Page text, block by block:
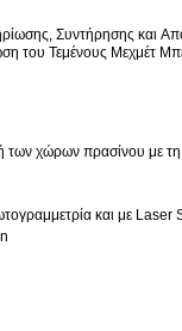
Συντήρησης και
του Τεμένους Μεχμέτ
των χώρων πρασίνου με
Μπαμπά με φωτογραμμετρία και με